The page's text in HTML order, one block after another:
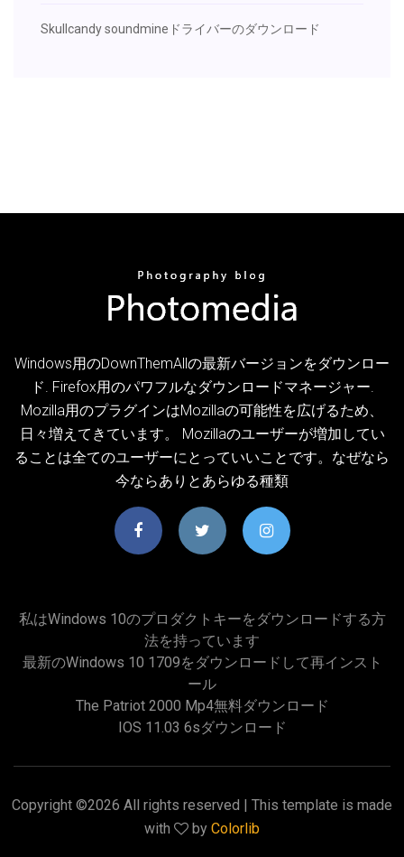
Skullcandy soundmineドライバーのダウンロード
Windows用のDownThemAllの最新バージョンをダウンロー
ド. Firefox用のパワフルなダウンロードマネージャー.
Mozilla用のプラグインはMozillaの可能性を広げるため、
日々増えてきています。 Mozillaのユーザーが増加してい
ることは全てのユーザーにとっていいことです。なぜなら
今ならありとあらゆる種類
私はWindows 10のプロダクトキーをダウンロードする方
法を持っています
最新のWindows 10 1709をダウンロードして再インスト
ール
The Patriot 2000 Mp4無料ダウンロード
IOS 11.03 6sダウンロード
Copyright ©2026 All rights reserved | This template is made
with
by Colorlib